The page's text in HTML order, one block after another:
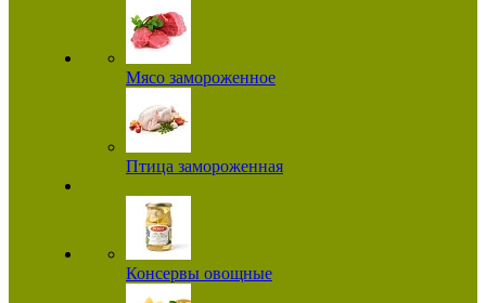
Мясо замороженное
Птица замороженная
Консервы овощные